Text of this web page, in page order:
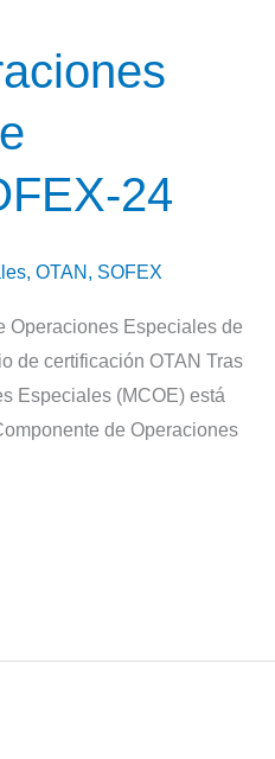
24
, OTAN , SOFEX
Operaciones Especiales de
de certificación OTAN Tras
Especiales (MCOE) está
de Operaciones